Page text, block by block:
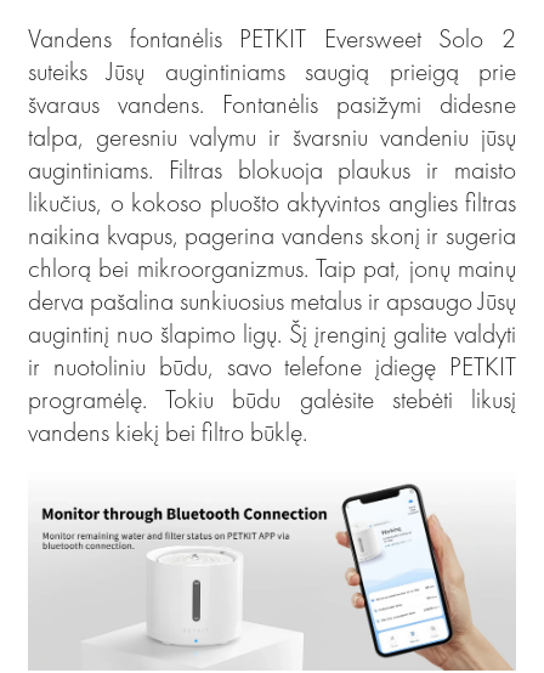
Vandens fontanėlis PETKIT Eversweet Solo 2
suteiks Jūsų augintiniams saugią prieigą prie
švaraus vandens. Fontanėlis pasižymi didesne
talpa, geresniu valymu ir švarsniu vandeniu jūsų
augintiniams. Filtras blokuoja plaukus ir maisto
likučius, o kokoso pluošto aktyvintos anglies filtras
naikina kvapus, pagerina vandens skonį ir sugeria
chlorą bei mikroorganizmus. Taip pat, jonų mainų
derva pašalina sunkiuosius metalus ir apsaugo Jūsų
augintinį nuo šlapimo ligų. Šį įrenginį galite valdyti
ir nuotoliniu būdu, savo telefone įdiegę PETKIT
programėlę. Tokiu būdu galėsite stebėti likusį
vandens kiekį bei filtro būklę.